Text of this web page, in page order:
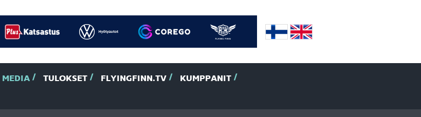
MEDIA TULOKSET FLYINGFINN.TV
KUMPPANIT